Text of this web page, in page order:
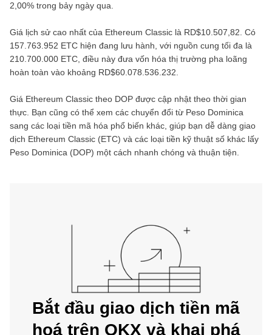
2,00% trong bảy ngày qua.
Giá lịch sử cao nhất của Ethereum Classic là RD$10.507,82 . Có
157.763.952 ETC hiện đang lưu hành, với nguồn cung tối đa là
210.700.000 ETC , điều này đưa vốn hóa thị trường pha loãng
hoàn toàn vào khoảng RD$60.078.536.232
Giá Ethereum Classic theo DOP được cập nhật theo thời gian
thực. Bạn cũng có thể xem các chuyển đổi từ Peso Dominica
sang các loại tiền mã hóa phổ biến khác, giúp bạn dễ dàng giao
dịch Ethereum Classic (ETC) và các loại tiền kỹ thuật số khác lấy
Peso Dominica (DOP) một cách nhanh chóng và thuận tiện.
Bắt đầu giao dịch tiền mã
hoá trên OKX và khai phá